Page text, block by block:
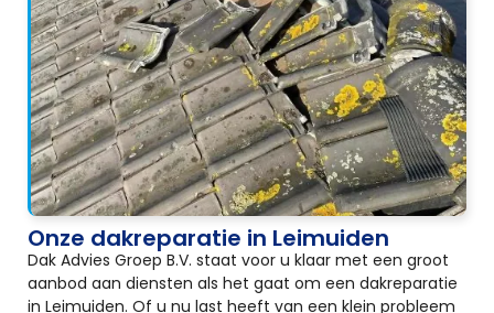
Onze dakreparatie in Leimuiden
Dak Advies Groep B.V. staat voor u klaar met een groot
aanbod aan diensten als het gaat om een dakreparatie
in Leimuiden. Of u nu last heeft van een klein probleem